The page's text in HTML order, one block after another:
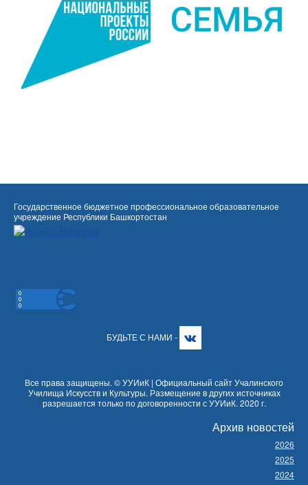
Государственное бюджетное профессиональное образовательное
учреждение Республики Башкортостан
БУДЬТЕ С НАМИ -
Все права защищены. © УУИиК | Официальный сайт Учалинского
Училища Искусств и Культуры. Размещение в других источниках
разрешается только по договоренности с УУИиК. 2020 г.
Архив новостей
2026
2025
2024